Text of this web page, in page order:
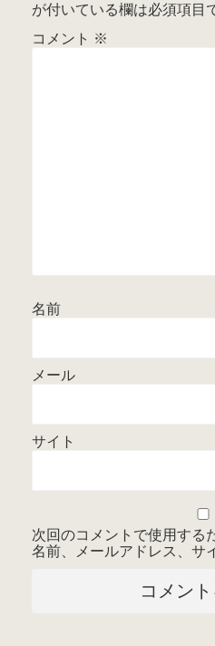
が付いている欄は必須項目
コメント ※
名前
メール
サイト
次回のコメントで使用する
名前、メールアドレス、サ